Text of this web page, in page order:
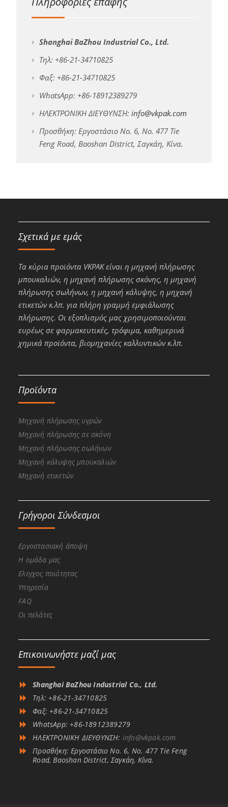
Shanghai BaZhou Industrial Co., Ltd.
Τηλ: +86-21-34710825
Φαξ: +86-21-34710825
WhatsApp: +86-18912389279
ΗΛΕΚΤΡΟΝΙΚΗ ΔΙΕΥΘΥΝΣΗ: info@vkpak.com
Προσθήκη: Εργοστάσιο No. 6, No. 477 Tie
Feng Road, Baoshan District, Σαγκάη, Κίνα.
Σχετικά με εμάς
Τα κύρια προϊόντα VKPAK είναι η μηχανή πλήρωσης
μπουκαλιών, η μηχανή πλήρωσης σκόνης, η μηχανή
πλήρωσης σωλήνων, η μηχανή κάλυψης, η μηχανή
ετικετών κ.λπ. για πλήρη γραμμή εμφιάλωσης
πλήρωσης. Οι εξοπλισμός μας χρησιμοποιούνται
ευρέως σε φαρμακευτικές, τρόφιμα, καθημερινά
χημικά προϊόντα, βιομηχανίες καλλυντικών κ.λπ.
Προϊόντα
Μηχανή πλήρωσης υγρών
Μηχανή πλήρωσης σε σκόνη
Μηχανή πλήρωσης σωλήνων
Μηχανή κάλυψης μπουκαλιών
Μηχανή ετικετών
Γρήγοροι Σύνδεσμοι
Εργοστασιακή άποψη
Η ομάδα μας
Ελεγχος ποιότητας
Υπηρεσία
FAQ
Οι πελάτες
Επικοινωνήστε μαζί μας
Shanghai BaZhou Industrial Co., Ltd.
Τηλ: +86-21-34710825
Φαξ: +86-21-34710825
WhatsApp: +86-18912389279
ΗΛΕΚΤΡΟΝΙΚΗ ΔΙΕΥΘΥΝΣΗ: info@vkpak.com
Προσθήκη: Εργοστάσιο No. 6, No. 477 Tie Feng
Road, Baoshan District, Σαγκάη, Κίνα.